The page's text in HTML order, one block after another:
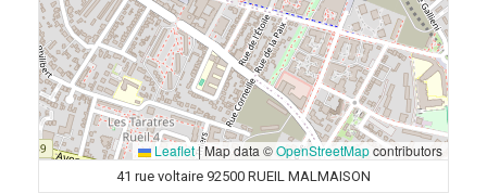
Leaflet|Map data ©OpenStreetMapcontributors
41 rue voltaire 92500 RUEIL MALMAISON